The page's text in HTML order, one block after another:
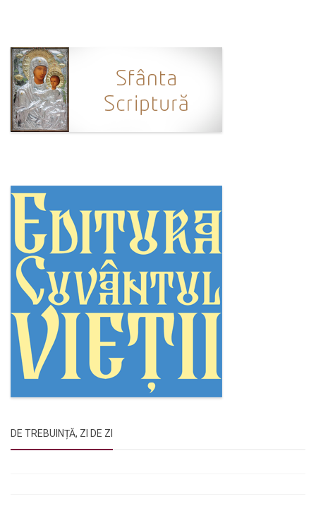
Gadgeturi cu două tăișuri
Bucătărie biblică
Interviuri
Puncte de Vedere
DE TREBUINȚĂ, ZI DE ZI